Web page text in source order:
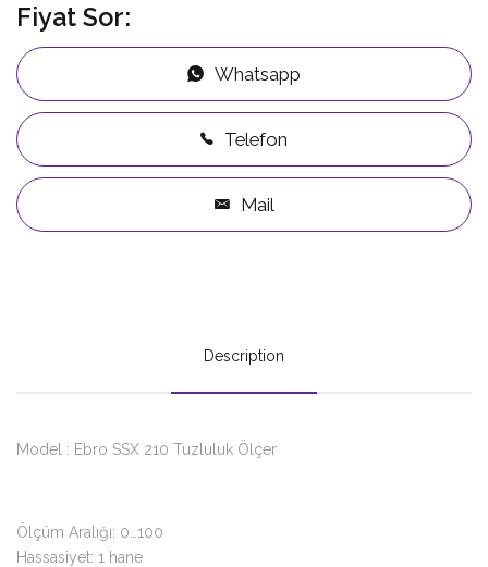
Fiyat Sor:
Whatsapp
Telefon
Mail
Description
Model : Ebro SSX 210 Tuzluluk Ölçer
Ölçüm Aralığı: 0…100
Hassasiyet: 1 hane